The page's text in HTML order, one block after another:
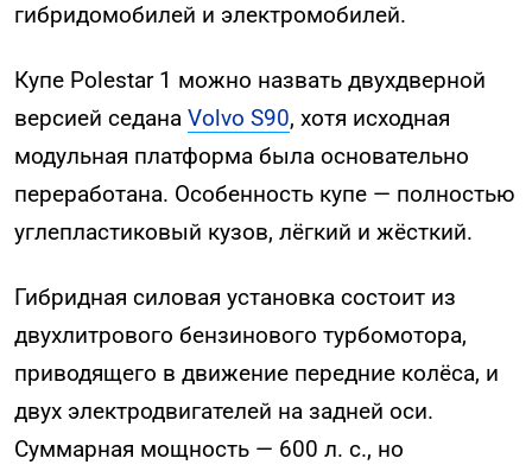
гибридомобилей и электромобилей.
Купе Polestar 1 можно назвать двухдверной
версией седана Volvo S90, хотя исходная
модульная платформа была основательно
переработана. Особенность купе — полностью
углепластиковый кузов, лёгкий и жёсткий.
Гибридная силовая установка состоит из
двухлитрового бензинового турбомотора,
приводящего в движение передние колёса, и
двух электродвигателей на задней оси.
Суммарная мощность — 600 л. с., но